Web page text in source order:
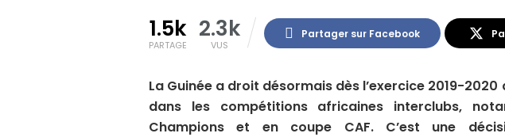
1.5k
PARTAGE
2.3k
VUS
Partager sur Facebook
La Guinée a droit désormais dès l’exercice 2019-
dans les compétitions africaines interclubs,
Champions et en coupe CAF. C’est une